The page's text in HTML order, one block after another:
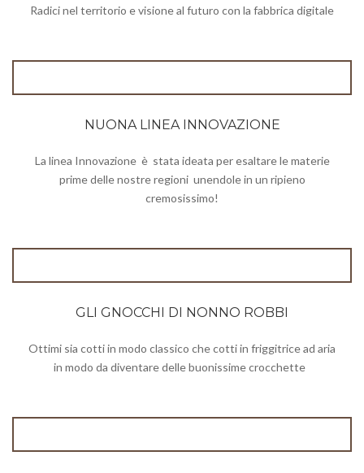
Radici nel territorio e visione al futuro con la fabbrica digitale
NUONA LINEA INNOVAZIONE
La linea Innovazione è stata ideata per esaltare le materie
prime delle nostre regioni unendole in un ripieno
cremosissimo!
GLI GNOCCHI DI NONNO ROBBI
Ottimi sia cotti in modo classico che cotti in friggitrice ad aria
in modo da diventare delle buonissime crocchette